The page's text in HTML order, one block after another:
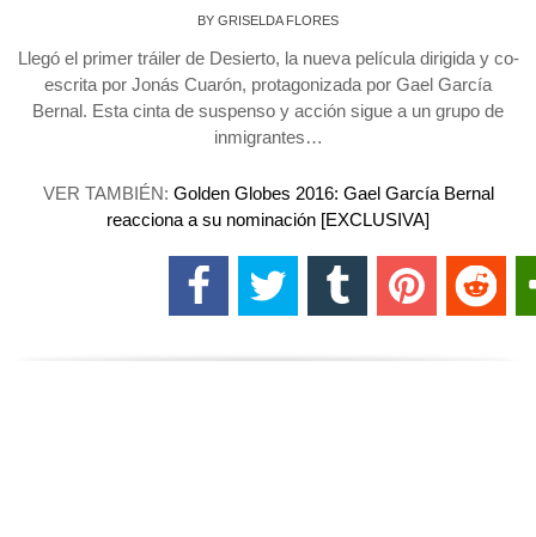
BY GRISELDA FLORES
Llegó el primer tráiler de Desierto, la nueva película dirigida y co-
escrita por Jonás Cuarón, protagonizada por Gael García
Bernal. Esta cinta de suspenso y acción sigue a un grupo de
inmigrantes…
VER TAMBIÉN: Golden Globes 2016: Gael García Bernal
reacciona a su nominación [EXCLUSIVA]